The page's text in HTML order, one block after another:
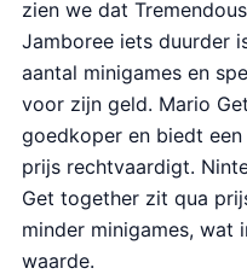
zien we dat
Jamboree iets duurder
aantal minigames en
voor zijn geld. Mario
goedkoper en biedt
prijs rechtvaardigt.
Get together zit qua
minder minigames, wat
waarde.